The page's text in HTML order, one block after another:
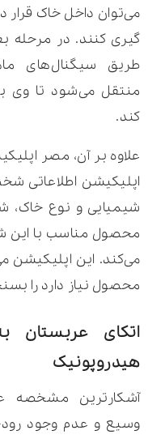
می‌توان داخل خاک قرار
گیری کنند. در مرحله
طریق سیگنال‌های
منتقل می‌شود تا وی
کند.
اپلیکیشن اطلاعاتی
شیمیایی و نوع خاک،
محصول مناسب با این
می‌کند. این اپلیکیشن
محصول نیاز دارد را
اتکای عربستان
هیدروپونیک
آشکارترین مشخصه
وسیع و عدم وجود